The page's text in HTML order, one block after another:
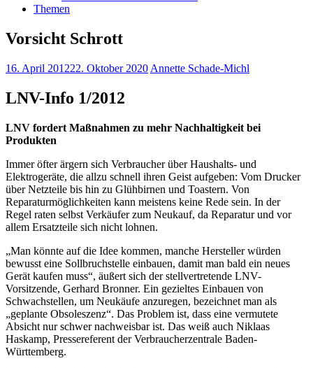
Themen
Vorsicht Schrott
16. April 201222. Oktober 2020 Annette Schade-Michl
LNV-Info 1/2012
LNV fordert Maßnahmen zu mehr Nachhaltigkeit bei
Produkten
Immer öfter ärgern sich Verbraucher über Haushalts- und
Elektrogeräte, die allzu schnell ihren Geist aufgeben: Vom Drucker
über Netzteile bis hin zu Glühbirnen und Toastern. Von
Reparaturmöglichkeiten kann meistens keine Rede sein. In der
Regel raten selbst Verkäufer zum Neukauf, da Reparatur und vor
allem Ersatzteile sich nicht lohnen.
„Man könnte auf die Idee kommen, manche Hersteller würden
bewusst eine Sollbruchstelle einbauen, damit man bald ein neues
Gerät kaufen muss“, äußert sich der stellvertretende LNV-
Vorsitzende, Gerhard Bronner. Ein gezieltes Einbauen von
Schwachstellen, um Neukäufe anzuregen, bezeichnet man als
„geplante Obsoleszenz“. Das Problem ist, dass eine vermutete
Absicht nur schwer nachweisbar ist. Das weiß auch Niklaas
Haskamp, Pressereferent der Verbraucherzentrale Baden-
Württemberg.